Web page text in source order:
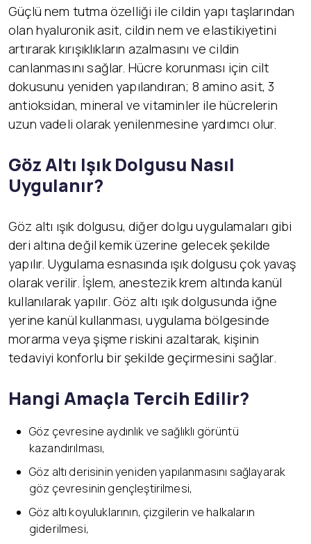
Güçlü nem tutma özelliği ile cildin yapı taşlarından
olan hyaluronik asit, cildin nem ve elastikiyetini
artırarak kırışıklıkların azalmasını ve cildin
canlanmasını sağlar. Hücre korunması için cilt
dokusunu yeniden yapılandıran; 8 amino asit, 3
antioksidan, mineral ve vitaminler ile hücrelerin
uzun vadeli olarak yenilenmesine yardımcı olur.
Göz Altı Işık Dolgusu Nasıl
Uygulanır?
Göz altı ışık dolgusu, diğer dolgu uygulamaları gibi
deri altına değil kemik üzerine gelecek şekilde
yapılır. Uygulama esnasında ışık dolgusu çok yavaş
olarak verilir. İşlem, anestezik krem altında kanül
kullanılarak yapılır. Göz altı ışık dolgusunda iğne
yerine kanül kullanması, uygulama bölgesinde
morarma veya şişme riskini azaltarak, kişinin
tedaviyi konforlu bir şekilde geçirmesini sağlar.
Hangi Amaçla Tercih Edilir?
Göz çevresine aydınlık ve sağlıklı görüntü
kazandırılması,
Göz altı derisinin yeniden yapılanmasını sağlayarak
göz çevresinin gençleştirilmesi,
Göz altı koyuluklarının, çizgilerin ve halkaların
giderilmesi,